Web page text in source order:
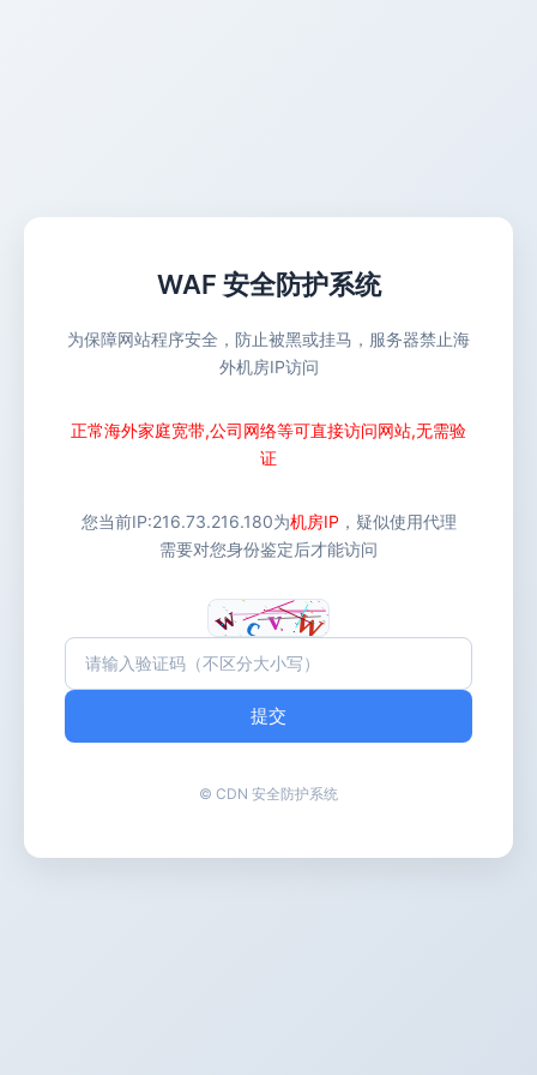
WAF 安全防护系统
为保障网站程序安全，防止被黑或挂马，服务器禁止海
外机房IP访问
正常海外家庭宽带,公司网络等可直接访问网站,无需验
证
您当前IP:216.73.216.180为机房IP ，疑似使用代理
需要对您身份鉴定后才能访问
提交
© CDN 安全防护系统